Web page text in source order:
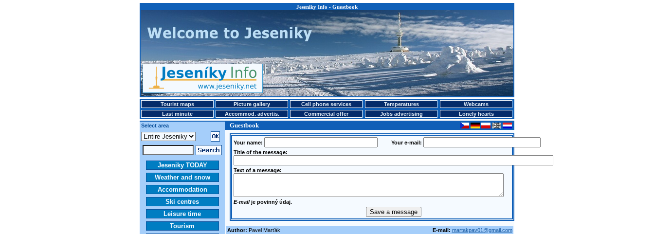
Jeseniky Info - Guestbook
Tourist maps Picture gallery Cell phone services Temperatures
Webcams
Last minute
Accommod. advertis. Commercial offer Jobs advertising
Lonely hearts
Select area
Guestbook
Jeseniky TODAY
Weather and snow
Accommodation
Ski centres
Leisure time
Tourism
Your name:
Your e-mail:
Title of the message:
Text of a message:
E-mailje povinný údaj.
Author: Pavel Marťák E-mail: martakpav01@gmail.com